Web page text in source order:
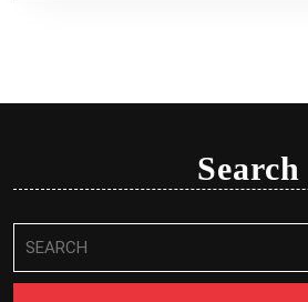
Search
for: